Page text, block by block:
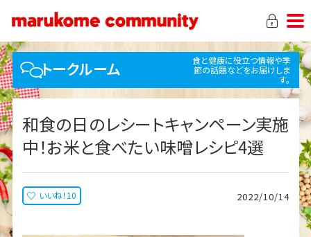
トークルーム
食と健康に役立つ情報や季
節の話題などをお届けしま
す。
和食の日のレシートキャンペーン実施
中！お米と食べたい味噌レシピ4選
いいね！10 2022/10/14